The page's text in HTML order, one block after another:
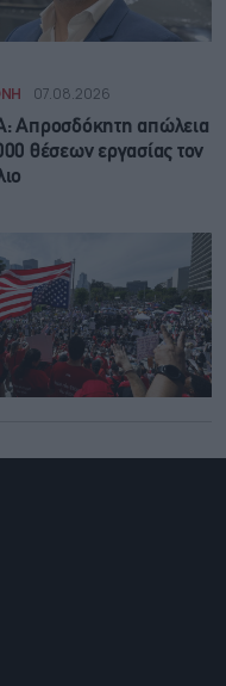
07.08.2026
Απροσδόκητη απώλεια
θέσεων εργασίας τον